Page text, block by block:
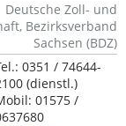
Deutsche Zoll- und
Bezirksverband
Sachsen (BDZ)
0351 / 74644-
(dienstl.)
01575 /